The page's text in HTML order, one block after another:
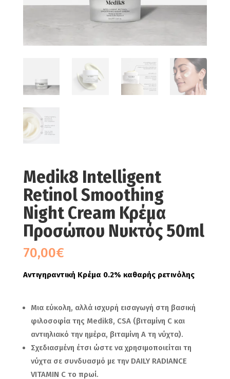
Medik8 Intelligent
Retinol Smoothing
Night Cream Κρέμα
Προσώπου Νυκτός 50ml
70,00€
Αντιγηραντική Κρέμα 0.2% καθαρής ρετινόλης
Μια εύκολη, αλλά ισχυρή εισαγωγή στη βασική
φιλοσοφία της Medik8, CSA (βιταμίνη C και
αντιηλιακό την ημέρα, βιταμίνη Α τη νύχτα).
Σχεδιασμένη έτσι ώστε να χρησιμοποιείται τη
νύχτα σε συνδυασμό με την DAILY RADIANCE
VITAMIN C το πρωί.